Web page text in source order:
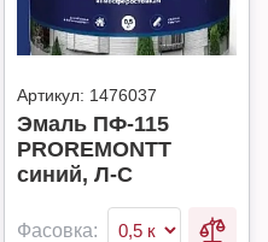
Артикул: 1476037
Эмаль ПФ-115
PROREMONTT
синий, Л-С
Фасовка: